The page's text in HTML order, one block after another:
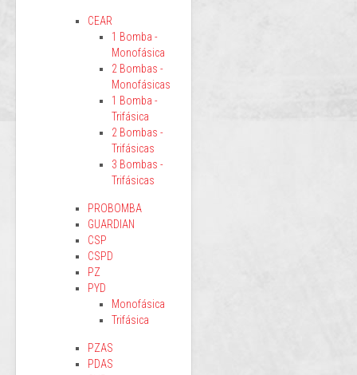
CEAR
1 Bomba -
Monofásica
2 Bombas -
Monofásicas
1 Bomba -
Trifásica
2 Bombas -
Trifásicas
3 Bombas -
Trifásicas
PROBOMBA
GUARDIAN
CSP
CSPD
PZ
PYD
Monofásica
Trifásica
PZAS
PDAS